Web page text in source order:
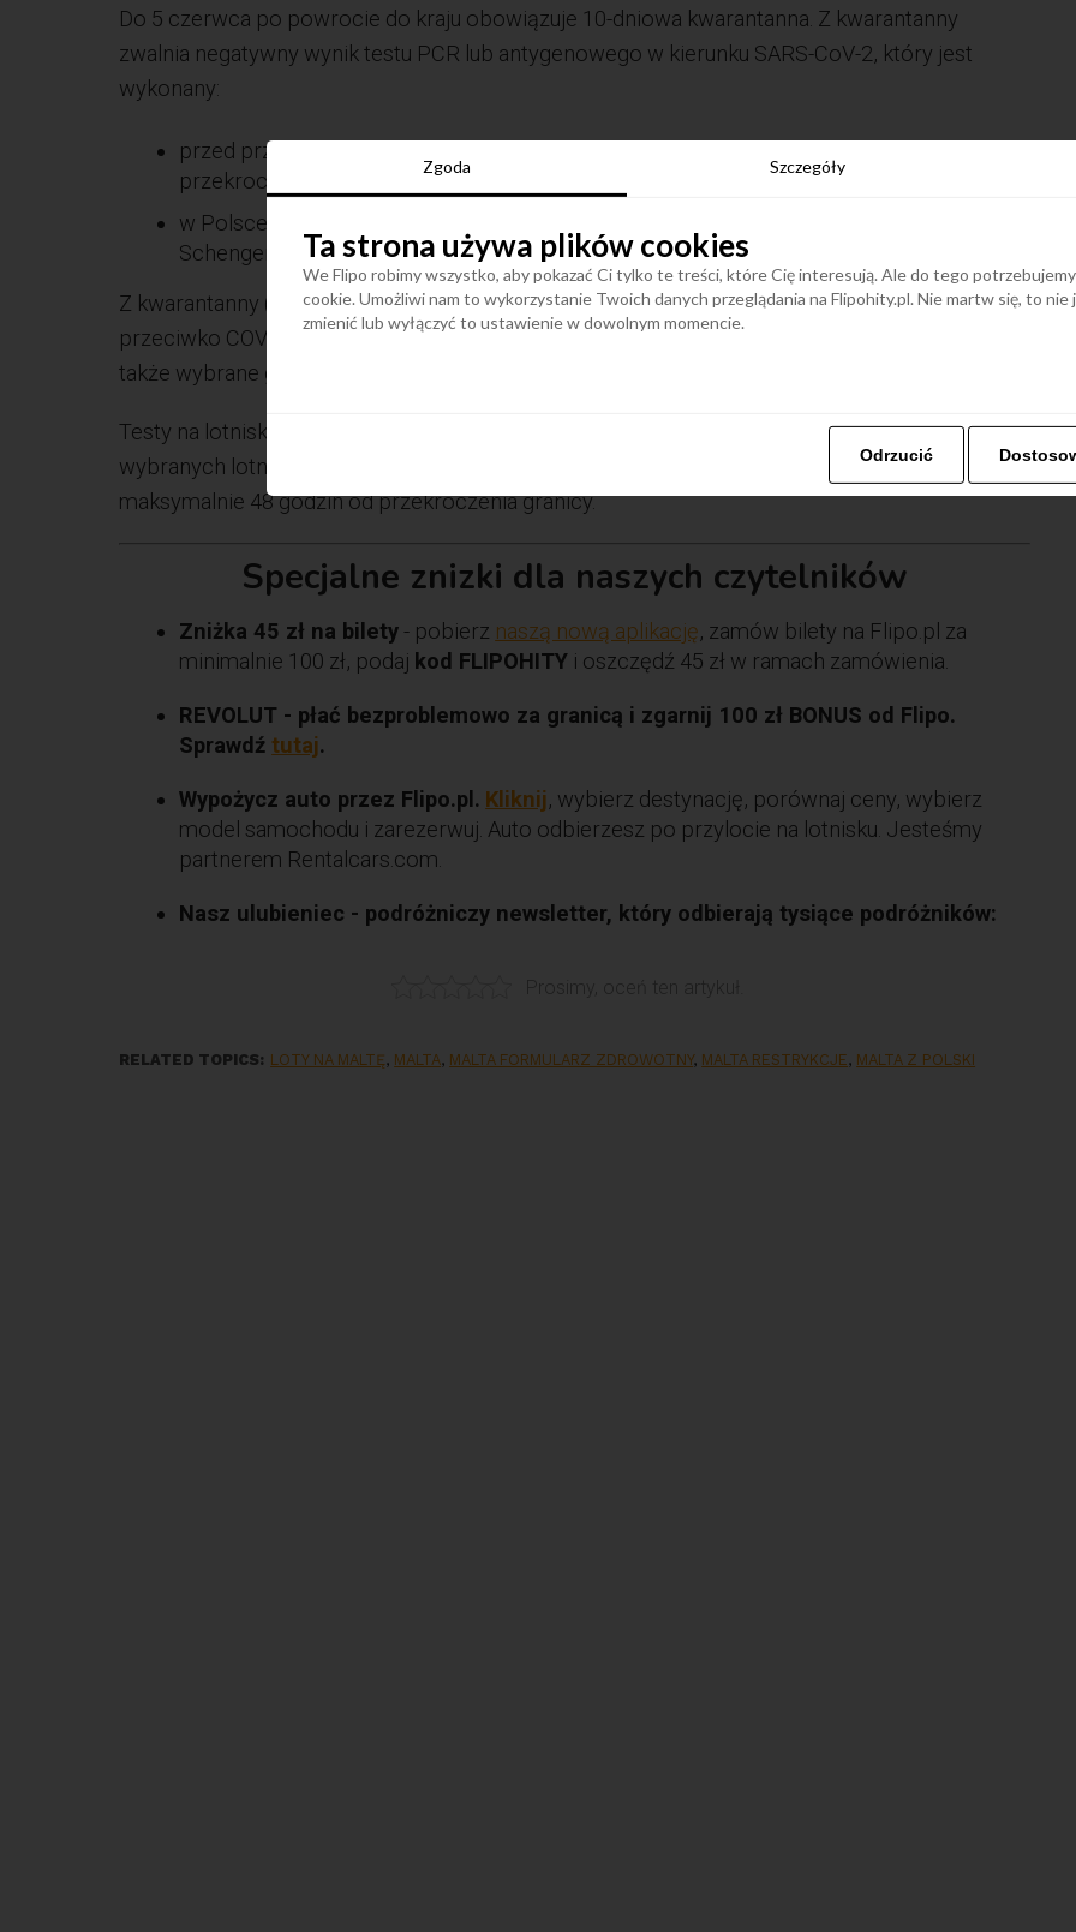
Do 5 czerwca po powrocie do kraju obowiązuje 10-dniowa kwarantanna. Z kwarantanny
zwalnia negatywny wynik testu PCR lub antygenowego w kierunku SARS-CoV-2, który jest
wykonany:
przed przylotem do Polski (nie starszy niż 48 godz.) LUB w Polsce maks. do 48 godz. po
przekroczeniu granicy przy podróżach ze strefy Schengen,
w Polsce maks. do 48 godz. po przekroczeniu granicy przy podróżach ze strefy Non
Schengen.
Z kwarantanny (bez względu na kierunek podróży) zwolnione są m.in. osoby zaszczepione
przeciwko COVID-19, ozdrowieńcy, którzy przebyli chorobę w ciągu ostatnich 6 miesięcy, a
także wybrane grupy zawodowe.
Testy na lotniskach: test antygenowy lub RT-PCR zwalniający z kwarantanny można wykonać na
wybranych lotniskach po przekroczeniu granicy oraz w laboratoriach poza lotniskiem w ciągu
maksymalnie 48 godzin od przekroczenia granicy.
Specjalne znizki dla naszych czytelników
Zniżka 45 zł na bilety - pobierz naszą nową aplikację, zamów bilety na Flipo.pl za
minimalnie 100 zł, podaj kod FLIPOHITY i oszczędź 45 zł w ramach zamówienia.
REVOLUT - płać bezproblemowo za granicą i zgarnij 100 zł BONUS od Flipo.
Sprawdźtutaj.
Wypożycz auto przez Flipo.pl. Kliknij, wybierz destynację, porównaj ceny, wybierz
model samochodu i zarezerwuj. Auto odbierzesz po przylocie na lotnisku. Jesteśmy
partnerem Rentalcars.com.
Nasz ulubieniec - podróżniczy newsletter, który odbierają tysiące podróżników:
RELATED TOPICS: LOTY NA MALTĘ , MALTA, MALTA FORMULARZ ZDROWOTNY, MALTA RESTRYKCJE , MALTA Z POLSKI
Zgoda Szczegóły
Ta strona używa plików cookies
We Flipo robimy wszystko, aby pokazać Ci tylko te treści, które Cię interesują. Ale do tego
cookie. Umożliwi nam to wykorzystanie Twoich danych przeglądania na Flipohity.pl. Nie martw się, to nie
zmienić lub wyłączyć to ustawienie w dowolnym momencie.
Odrzucić